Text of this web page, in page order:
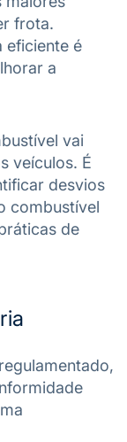
frota.
eficiente é
a
vai
veículos. É
desvios
combustível
de